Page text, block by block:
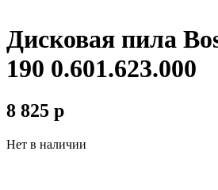
Дисковая пила
190 0.601.623.000
8 825 p
Нет в наличии